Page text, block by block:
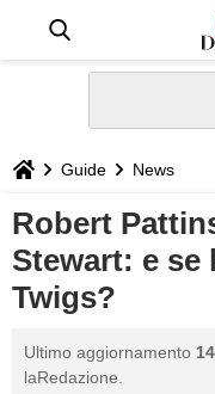
STILE
BIOGRAFIE
Guide News
Robert
Stewart: e se
Twigs?
Ultimo aggiornamento
laRedazione.